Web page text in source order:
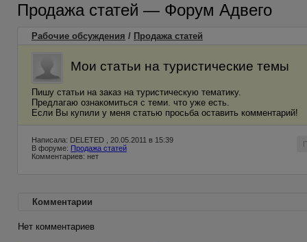
Продажа статей — Форум Адвего
Рабочие обсуждения / Продажа статей
Мои статьи на туристические темы
Пишу статьи на заказ на туристическую тематику.
Предлагаю ознакомиться с теми. что уже есть.
Если Вы купили у меня статью просьба оставить комментарий!
Написала: DELETED , 20.05.2011 в 15:39
В форуме: Продажа статей
Комментариев: нет
Комментарии
Нет комментариев